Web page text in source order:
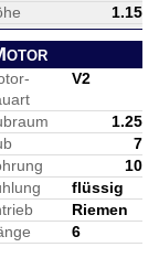
1.155
V2
1.250
74
104
flüssig
Riemen
6